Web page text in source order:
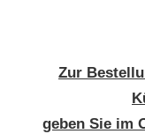
Zur
geben Sie im